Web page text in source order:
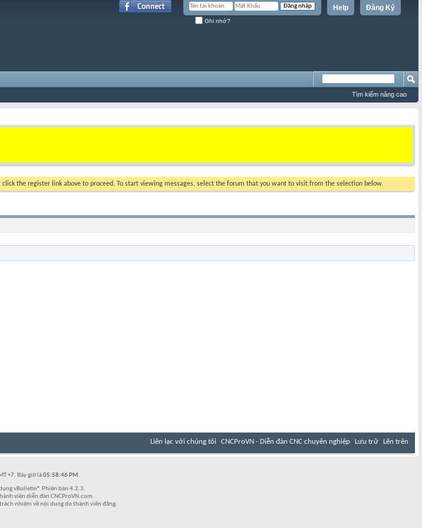
Đăng Ký
Help
Ghi nhớ?
Tìm kiếm nâng cao
click the register link above to proceed. To start viewing messages, select the forum that you want to visit from the selection below.
Liên lạc với chúng tôi CNCProVN - Diễn đàn CNC chuyên nghiệp Lưu trữ Lên trên
+7. Bây giờ là05:58:46 PM.
vBulletin® Phiên bản 4.2.3.
viên diễn đàn CNCProVN.com
nhiệm về nội dung do thành viên đăng.